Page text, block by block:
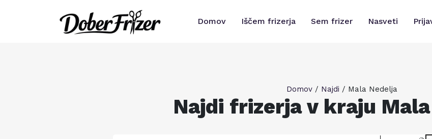
Domov Iščem frizerja Sem frizer Nasveti
Domov / Najdi / Mala Nedelja
Najdi frizerja v kraju